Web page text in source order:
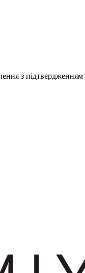
з підтвердженням